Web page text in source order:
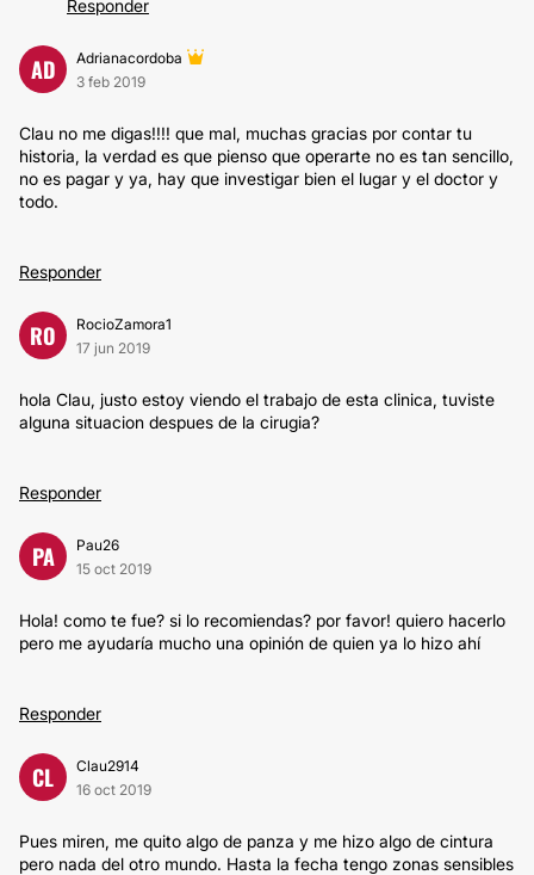
Responder
AD
Adrianacordoba
3 feb 2019
Clau no me digas!!!! que mal, muchas gracias por contar tu
historia, la verdad es que pienso que operarte no es tan sencillo,
no es pagar y ya, hay que investigar bien el lugar y el doctor y
todo.
Responder
RO
RocioZamora1
17 jun 2019
hola Clau, justo estoy viendo el trabajo de esta clinica, tuviste
alguna situacion despues de la cirugia?
Responder
PA
Pau26
15 oct 2019
Hola! como te fue? si lo recomiendas? por favor! quiero hacerlo
pero me ayudaría mucho una opinión de quien ya lo hizo ahí
Responder
CL
Clau2914
16 oct 2019
Pues miren, me quito algo de panza y me hizo algo de cintura
pero nada del otro mundo. Hasta la fecha tengo zonas sensibles